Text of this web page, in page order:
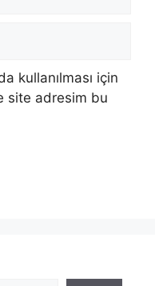
kullanılması için
site adresim bu